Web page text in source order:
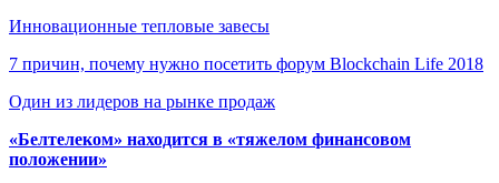
Инновационные тепловые завесы
7 причин, почему нужно посетить форум Blockchain Life 2018
Один из лидеров на рынке продаж
«Белтелеком» находится в «тяжелом финансовом
положении»